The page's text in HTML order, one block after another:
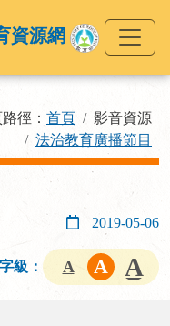
資源網
徑： 首頁
影音資源
法治教育廣播節目
2019-05-06
字級：